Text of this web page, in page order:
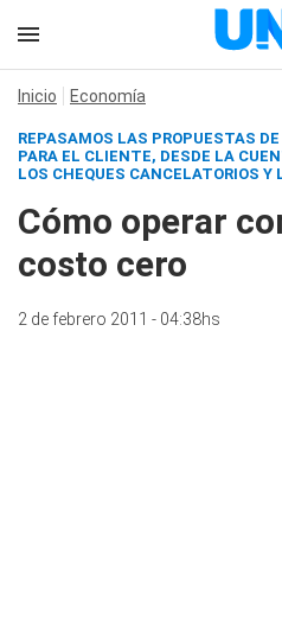
Inicio Economía
REPASAMOS LAS PROPUESTAS
PARA EL CLIENTE, DESDE LA
LOS CHEQUES CANCELATORIOS Y
Cómo operar
costo cero
2 de febrero 2011 - 04:38hs